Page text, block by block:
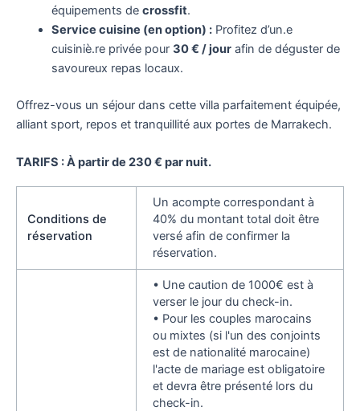
équipements de crossfit.
Service cuisine (en option) :Profitez d’un.e
cuisiniè.re privée pour 30 € / jourafin de déguster de
savoureux repas locaux.
Offrez-vous un séjour dans cette villa parfaitement équipée,
alliant sport, repos et tranquillité aux portes de Marrakech.
TARIFS : À partir de 230 € par nuit.
Conditions de
réservation
Un acompte correspondant à
40% du montant total doit être
versé afin de confirmer la
réservation.
• Une caution de 1000€ est à
verser le jour du check-in.
• Pour les couples marocains
ou mixtes (si l'un des conjoints
est de nationalité marocaine)
l'acte de mariage est obligatoire
et devra être présenté lors du
check-in.